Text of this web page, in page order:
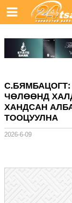
ЧӨЛӨӨНД
ХАНДСАН
ТООЦУУЛНА
2026-6-09